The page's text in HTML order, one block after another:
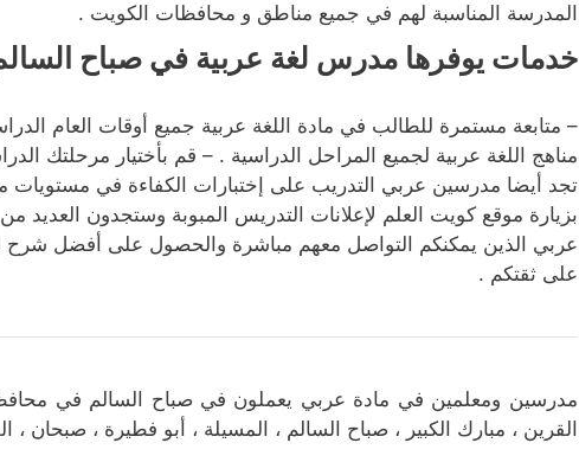
المدرسة المناسبة لهم في جميع مناطق و محافظات الكويت .
خدمات يوفرها مدرس لغة عربية في صباح
– متابعة مستمرة للطالب في مادة اللغة عربية جميع أوقات العام
مناهج اللغة عربية لجميع المراحل الدراسية . – قم بأختيار مرحلتك
تجد أيضا مدرسين عربي التدريب على إختبارات الكفاءة في مستويات
بزيارة موقع كويت العلم لإعلانات التدريس المبوبة وستجدون
عربي الذين يمكنكم التواصل معهم مباشرة والحصول على أفضل شرح
على ثقتكم .
مدرسين ومعلمين في مادة عربي يعملون في صباح السالم في محافظة
القرين ، مبارك الكبير ، صباح السالم ، المسيلة ، أبو فطيرة ، صبحان ،